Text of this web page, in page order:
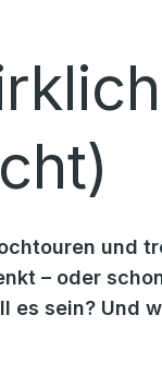
und
– oder
es sein? Und